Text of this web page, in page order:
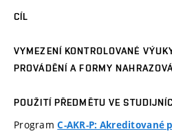
CÍL
VYMEZENÍ KONTROLOVANÉ
PROVÁDĚNÍ A FORMY
POUŽITÍ PŘEDMĚTU VE
ProgramC-AKR-P: Akreditované